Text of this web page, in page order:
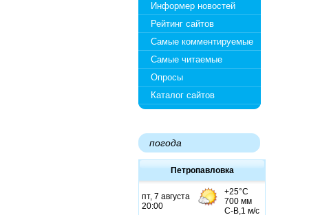
Информер новостей
Рейтинг сайтов
Самые комментируемые
Самые читаемые
Опросы
Каталог сайтов
погода
Петропавловка